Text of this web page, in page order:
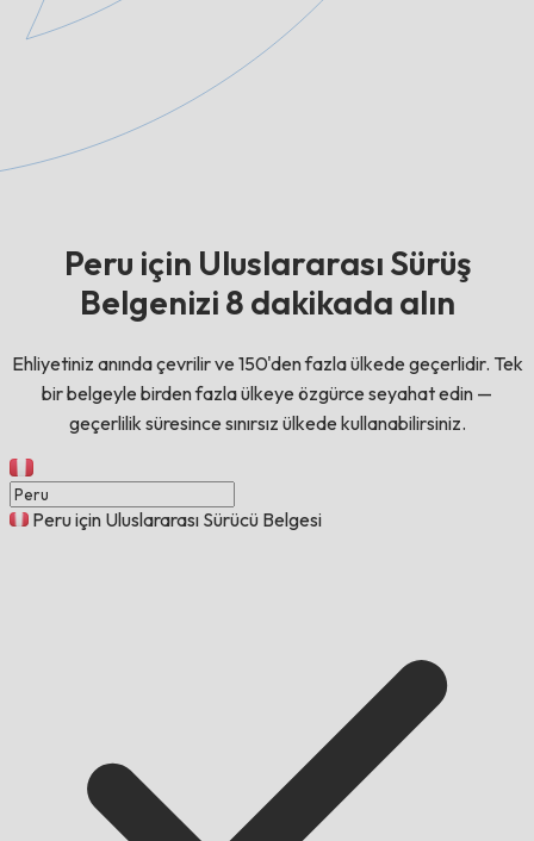
Peru için Uluslararası Sürüş
Belgenizi 8 dakikada alın
Ehliyetiniz anında çevrilir ve 150'den fazla ülkede geçerlidir. Tek
bir belgeyle birden fazla ülkeye özgürce seyahat edin —
geçerlilik süresince sınırsız ülkede kullanabilirsiniz.
Peru için Uluslararası Sürücü Belgesi